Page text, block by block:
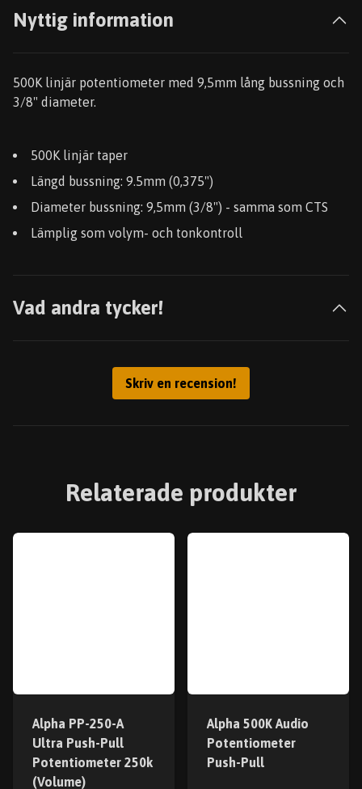
Nyttig information
500K linjär potentiometer med 9,5mm lång bussning och
3/8" diameter.
500K linjär taper
Längd bussning: 9.5mm (0,375")
Diameter bussning: 9,5mm (3/8") - samma som CTS
Lämplig som volym- och tonkontroll
Vad andra tycker!
Skriv en recension!
Relaterade produkter
Alpha PP-250-A
Ultra Push-Pull
Potentiometer 250k
(Volume)
Alpha 500K Audio
Potentiometer
Push-Pull